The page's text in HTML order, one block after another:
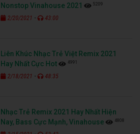
Nonstop Vinahouse 2021
5209
2/20/2021 - 43:00
Liên Khúc Nhạc Trẻ Việt Remix 2021
Hay Nhất Cực Hot
4991
2/18/2021 - 48:35
Nhạc Trẻ Remix 2021 Hay Nhất Hiện
Nay, Bass Cực Mạnh, Vinahouse
4808